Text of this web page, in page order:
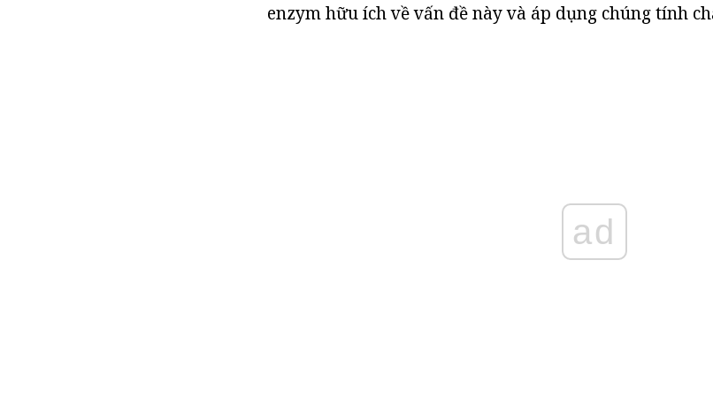
enzym hữu ích về vấn đề này và áp dụng chúng tính
ad